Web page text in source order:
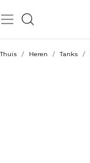
Thuis / Heren / Tanks /